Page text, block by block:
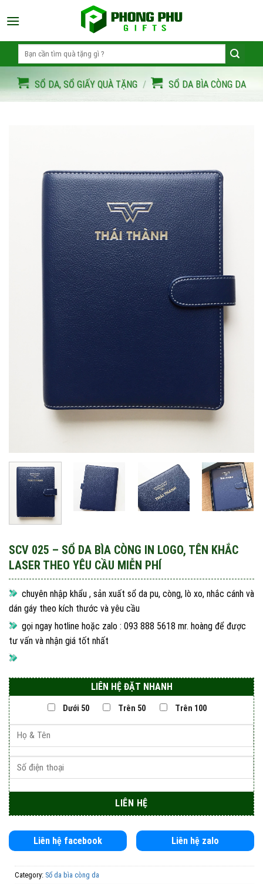
to
for:
SỔ DA, SỔ GIẤY QUÀ TẶNG / SỔ DA BÌA CÒNG DA
SCV 025 – SỔ DA BÌA CÒNG IN LOGO, TÊN KHẮC
LASER THEO YÊU CẦU MIỄN PHÍ
chuyên nhập khẩu , sản xuất sổ da pu, còng, lò xo, nhắc cánh và
dán gáy theo kích thước và yêu cầu
gọi ngay hotline hoặc zalo : 093 888 5618 mr. hoàng để được
tư vấn và nhận giá tốt nhất
LIÊN HỆ ĐẶT NHANH
Dưới 50 Trên 50 Trên 100
Liên hệ facebook Liên hệ zalo
Category: Sổ da bìa còng da